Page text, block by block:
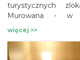
turystycznych
Murowana - w
Częstochowskiej.
pełnym
więcej >>